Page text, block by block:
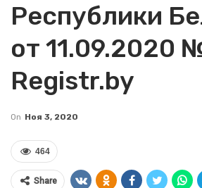
Республики
от 11.09.2020
Registr.by
On Ноя 3, 2020
464
Share